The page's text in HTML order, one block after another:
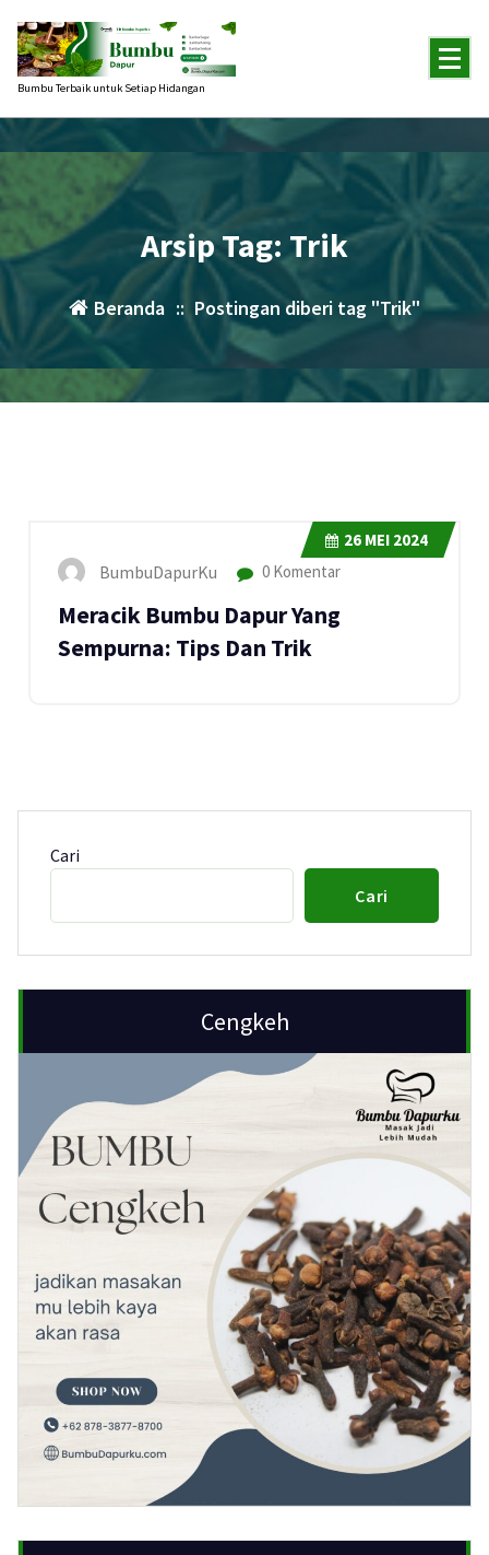
konten
Bumbu Terbaik untuk Setiap Hidangan
Arsip Tag: Trik
Beranda :: Postingan diberi tag "Trik"
26 MEI 2024
BumbuDapurKu 0 Komentar
Meracik Bumbu Dapur Yang
Sempurna: Tips Dan Trik
Cari
Cari
Cengkeh